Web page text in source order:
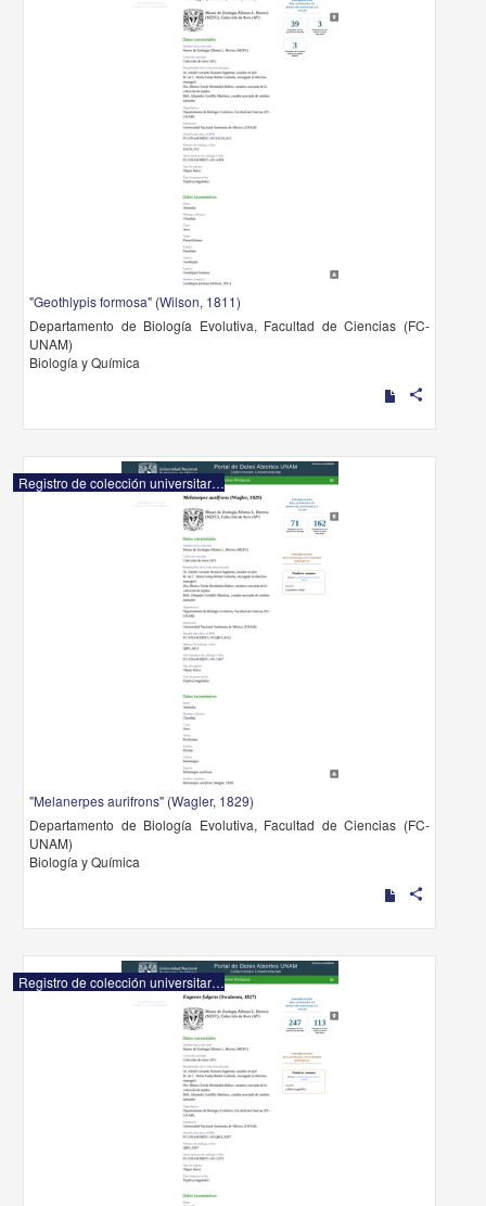
"Geothlypis formosa" (Wilson, 1811)
Departamento de Biología Evolutiva, Facultad de Ciencias (FC-
UNAM)
Biología y Química
share
Registro de colección universitaria
"Melanerpes aurifrons" (Wagler, 1829)
Departamento de Biología Evolutiva, Facultad de Ciencias (FC-
UNAM)
Biología y Química
share
Registro de colección universitaria